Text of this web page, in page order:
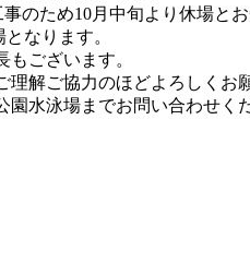
のため10月中旬より休場と
なります。
ございます。
解ご協力のほどよろしくお
水泳場までお問い合わせく